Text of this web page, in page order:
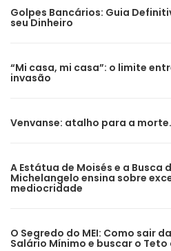
Golpes Bancários: Guia
seu Dinheiro
“Mi casa, mi casa”: o limite
invasão
Venvanse: atalho para a morte.
A Estátua de Moisés e a Busca
Michelangelo ensina sobre
mediocridade
O Segredo do MEI: Como sair
Salário Mínimo e buscar o Teto